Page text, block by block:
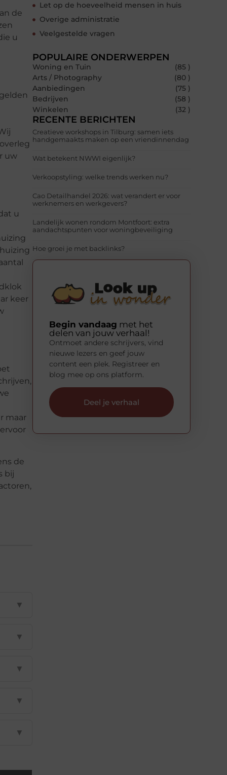
de
u
uw
u
keer
maar
de
bij
▼
▼
▼
▼
▼
Let op de hoeveelheid mensen in huis
Overige administratie
Veelgestelde vragen
POPULAIRE ONDERWERPEN
Woning en Tuin
(85 )
Arts / Photography
(80 )
Aanbiedingen
(75 )
Bedrijven
(58 )
Winkelen
(32 )
RECENTE BERICHTEN
Creatieve workshops in Tilburg: samen iets
handgemaakts maken op een vriendinnendag
Wat betekent NWWI eigenlijk?
Verkoopstyling: welke trends werken nu?
Cao Detailhandel 2026: wat verandert er voor
werknemers en werkgevers?
Landelijk wonen rondom Montfoort: extra
aandachtspunten voor woningbeveiliging
Hoe groei je met backlinks?
Begin vandaag met het
delen van jouw verhaal!
Ontmoet andere schrijvers, vind
nieuwe lezers en geef jouw
content een plek. Registreer en
blog mee op ons platform.
Deel je verhaal